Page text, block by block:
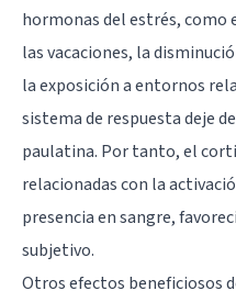
hormonas del estrés, como
las vacaciones, la
la exposición a entornos
sistema de respuesta deje
paulatina. Por tanto, el
relacionadas con la
presencia en sangre,
subjetivo.
Otros efectos beneficiosos